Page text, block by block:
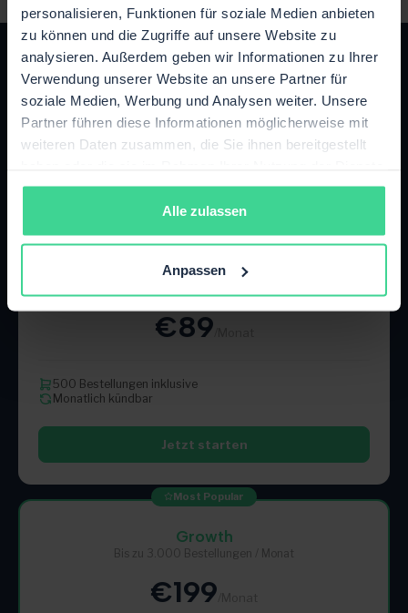
personalisieren, Funktionen für soziale Medien anbieten
zu können und die Zugriffe auf unsere Website zu
analysieren. Außerdem geben wir Informationen zu Ihrer
Verwendung unserer Website an unsere Partner für
soziale Medien, Werbung und Analysen weiter. Unsere
Partner führen diese Informationen möglicherweise mit
weiteren Daten zusammen, die Sie ihnen bereitgestellt
gesammelt haben.
Alle zulassen
Anpassen
Das passende Paket für dein
Starter
€89
500 Bestellungen inklusive
Monatlich kündbar
Jetzt starten
Growth
Bis zu 3.000 Bestellungen / Monat
€199
Most Popular